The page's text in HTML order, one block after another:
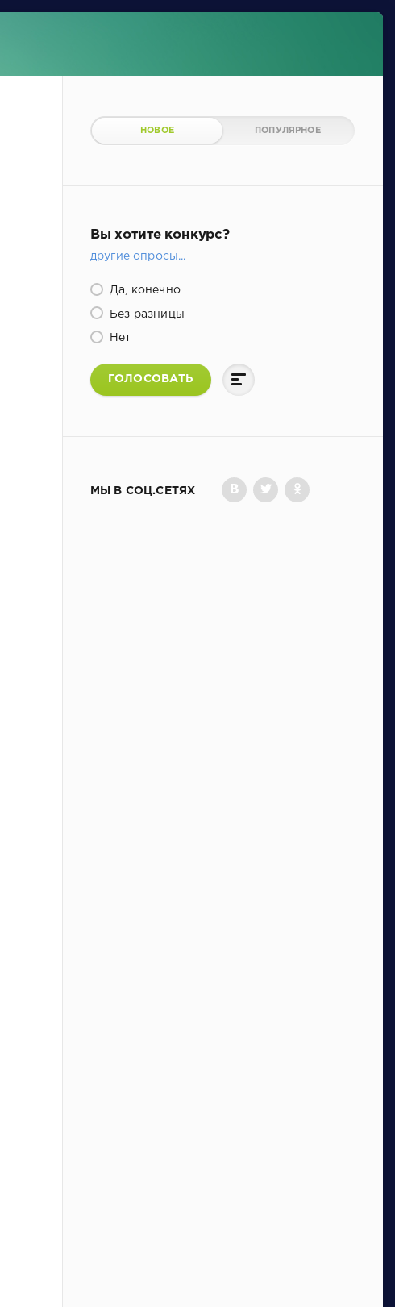
НОВОЕ ПОПУЛЯРНОЕ
Вы хотите конкурс?
другие опросы...
Да, конечно
Без разницы
Нет
ГОЛОСОВАТЬ
МЫ В СОЦ.СЕТЯХ